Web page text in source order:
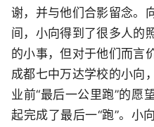
谢，并与他们合影留念。
间，小向得到了很多人的
的小事，但对于他们而言
成都七中万达学校的小向
业前“最后一公里跑”的愿
起完成了最后一“跑”。小